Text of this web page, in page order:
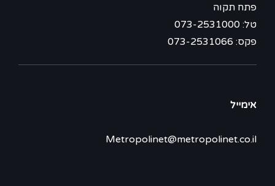
פתח תקוה
טל: 073-2531000
פקס: 073-2531066
אימייל
Metropolinet@metropolinet.co.il